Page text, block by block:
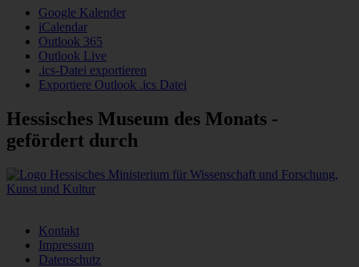
Google Kalender
iCalendar
Outlook 365
Outlook Live
.ics-Datei exportieren
Exportiere Outlook .ics Datei
Hessisches Museum des Monats -
gefördert durch
Kontakt
Impressum
Datenschutz